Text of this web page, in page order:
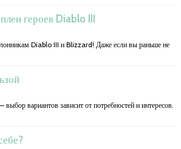
героев Diablo III
Diablo III и Blizzard! Даже если вы раньше не
вариантов зависит от потребностей и интересов.